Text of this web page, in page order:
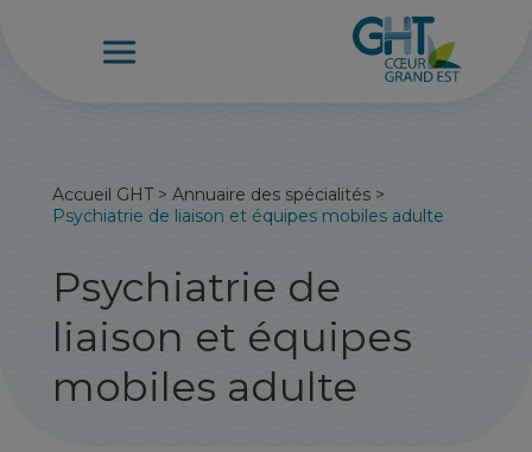
Accueil GHT>Annuaire des spécialités >
Psychiatrie de liaison et équipes mobiles adulte
Psychiatrie de
liaison et équipes
mobiles adulte